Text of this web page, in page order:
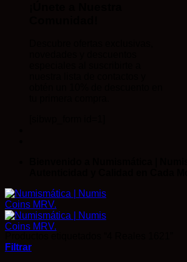
Filtrar